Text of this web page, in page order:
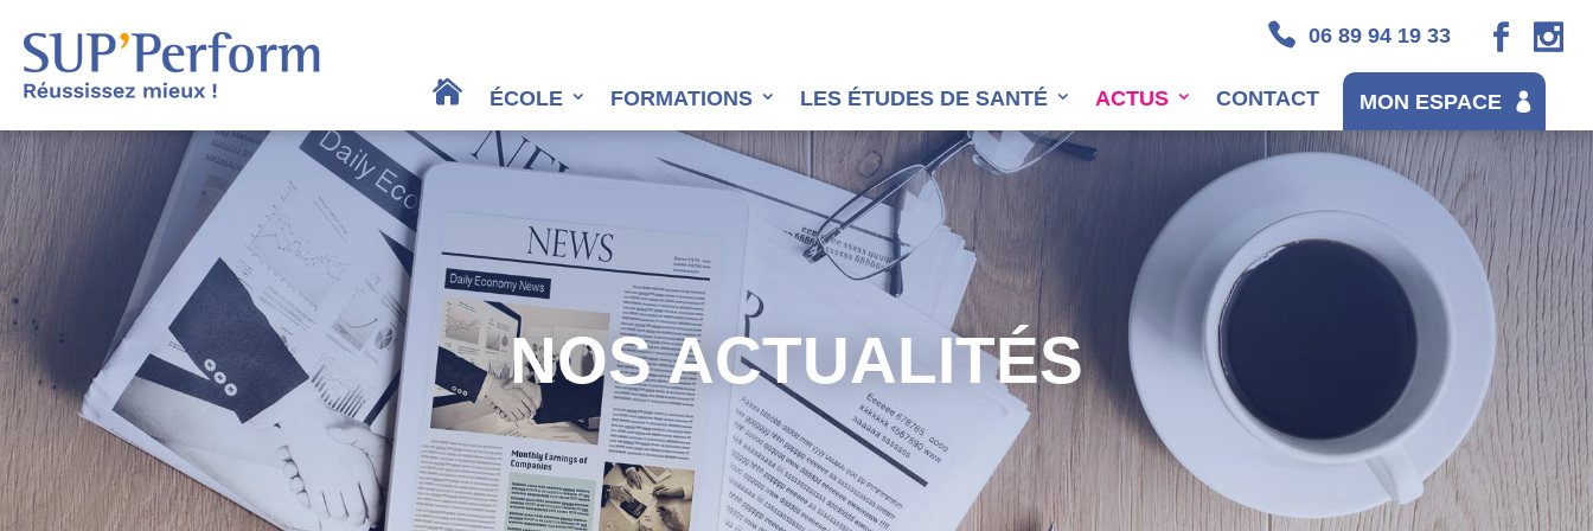
06 89 94 19 33
ÉCOLE FORMATIONS LES ÉTUDES DE SANTÉ ACTUS CONTACT MON ESPACE
NOS ACTUALITÉS